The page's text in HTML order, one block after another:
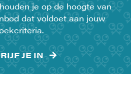
je op de hoogte van
dat voldoet aan jouw
JE IN